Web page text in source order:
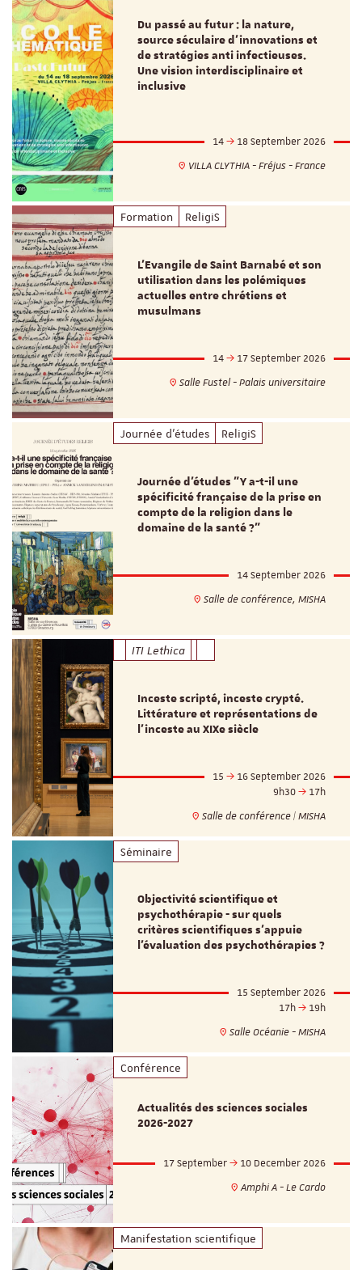
Du passé au futur : la nature,
source séculaire d’innovations et
de stratégies anti infectieuses.
Une vision interdisciplinaire et
inclusive
14
18 September 2026
VILLA CLYTHIA - Fréjus - France
Formation ReligiS
L’Evangile de Saint Barnabé et son
utilisation dans les polémiques
actuelles entre chrétiens et
musulmans
14
17 September 2026
Salle Fustel - Palais universitaire
Journée d'études ReligiS
Journée d’études "Y a-t-il une
spécificité française de la prise en
compte de la religion dans le
domaine de la santé ?"
14 September 2026
Salle de conférence, MISHA
ITI Lethica
Inceste scripté, inceste crypté.
Littérature et représentations de
l’inceste au XIXe siècle
15
16 September 2026
9h30
17h
Salle de conférence | MISHA
Séminaire
Objectivité scientifique et
psychothérapie - sur quels
critères scientifiques s'appuie
l'évaluation des psychothérapies ?
15 September 2026
17h
19h
Salle Océanie - MISHA
Conférence
Actualités des sciences sociales
2026-2027
17 September
10 December 2026
Amphi A - Le Cardo
Manifestation scientifique